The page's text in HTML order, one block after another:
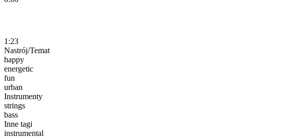
1:23
Nastrój/Temat
happy
energetic
fun
urban
Instrumenty
strings
bass
Inne tagi
instrumental